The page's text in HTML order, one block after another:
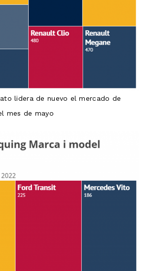
lidera de nuevo el mercado de
mes de mayo